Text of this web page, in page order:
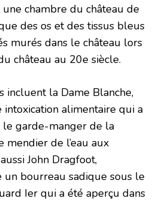
chambre du château de
des os et des tissus bleus
murés dans le château lors
château au 20e siècle.
incluent la Dame Blanche,
intoxication alimentaire qui a
le garde-manger de la
mendier de l’eau aux
John Dragfoot,
un bourreau sadique sous le
Ier qui a été aperçu dans